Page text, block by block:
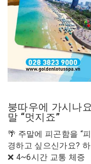
붕따우에 가시나
말 “멋지죠”
🌴 주말에 피곤함을 “
경하고 싶으신가요?
❌ 4~6시간 교통 체증